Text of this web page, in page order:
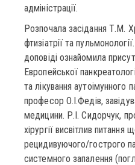
адміністрації.
Розпочала засідання Т.М.
фтизіатрії та
доповіді ознайомила
Европейської
та лікування аутоімунного
професор О.І.Федів,
медицини. Р.І. Сидорчук,
хірургії висвітлив
рецидивуючого/гострого
системного запалення